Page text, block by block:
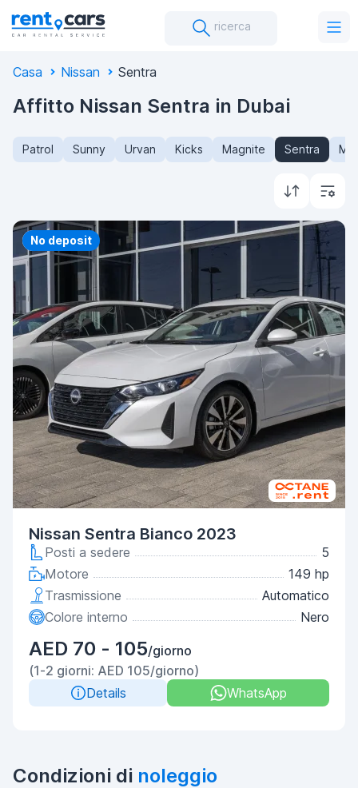
ricerca
Casa Nissan Sentra
Affitto Nissan Sentra in Dubai
Patrol Sunny Urvan Kicks Magnite Sentra
Priority
No deposit
Nissan Sentra Bianco 2023
Posti a sedere
5
Motore
149 hp
Trasmissione
Automatico
Colore interno
Nero
AED 70 - 105/giorno
(1-2 giorni: AED 105/giorno)
Details
WhatsApp
Condizioni di noleggio